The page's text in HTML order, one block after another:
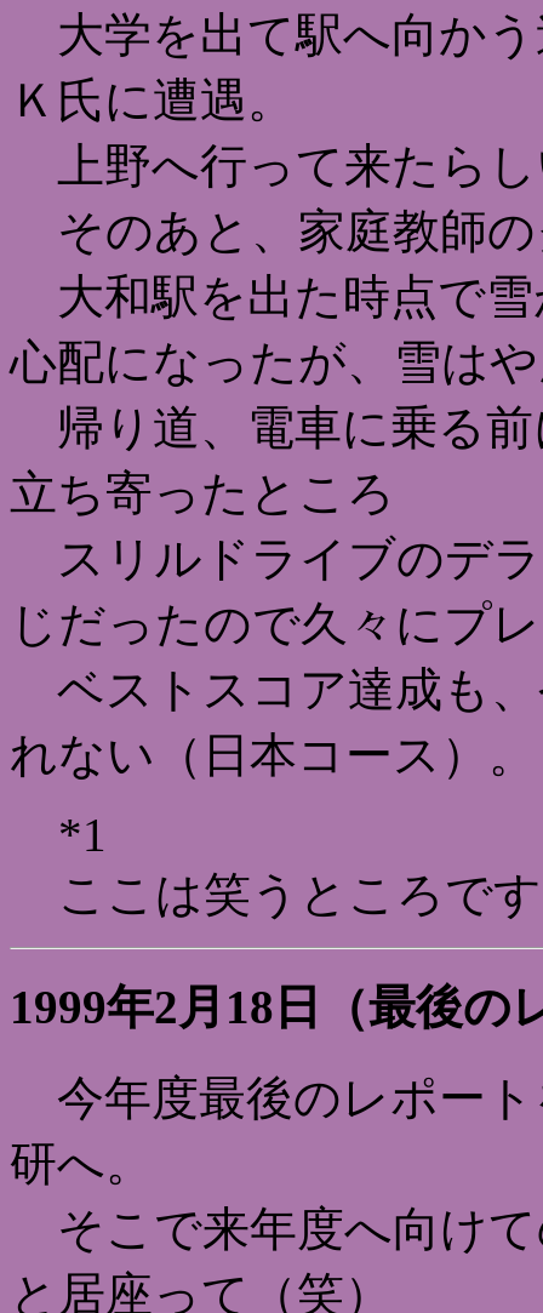
大学を出て駅へ向か
Ｋ氏に遭遇。
上野へ行って来たら
そのあと、家庭教師
大和駅を出た時点で
心配になったが、雪は
帰り道、電車に乗る
立ち寄ったところ
スリルドライブのデ
じだったので久々にプ
ベストスコア達成も
れない（日本コース）。
*1
ここは笑うところです
1999年2月18日（最後の
今年度最後のレポー
研へ。
そこで来年度へ向け
と居座って（笑）